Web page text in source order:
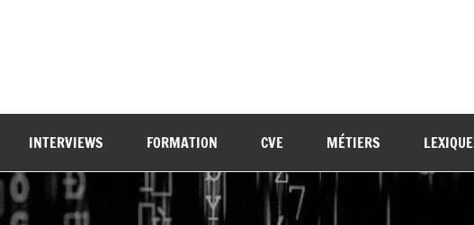
INTERVIEWS FORMATION CVE MÉTIERS LEXIQUE